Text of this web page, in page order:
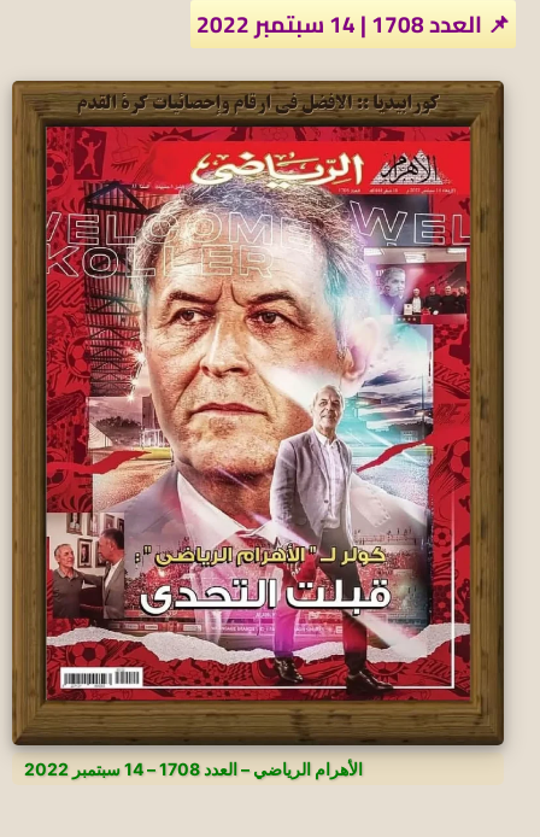
📌 العدد 1708 | 14 سبتمبر 2022
الأهرام الرياضي – العدد 1708 – 14 سبتمبر 2022